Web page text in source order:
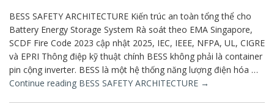
BESS SAFETY ARCHITECTURE Kiến trúc an toàn tổng thể cho
Battery Energy Storage System Rà soát theo EMA Singapore,
SCDF Fire Code 2023 cập nhật 2025, IEC, IEEE, NFPA, UL, CIGRE
và EPRI Thông điệp kỹ thuật chính BESS không phải là container
pin cộng inverter. BESS là một hệ thống năng lượng điện hóa …
Continue reading BESS SAFETY ARCHITECTURE →